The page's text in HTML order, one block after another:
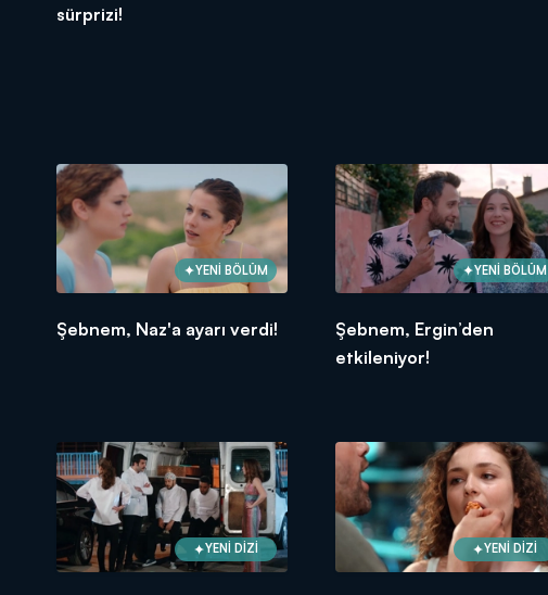
sürprizi!
YENİ BÖLÜM
Şebnem, Naz'a ayarı verdi!
YENİ BÖLÜM
Şebnem, Ergin’den
etkileniyor!
YENİ DİZİ YENİ DİZİ